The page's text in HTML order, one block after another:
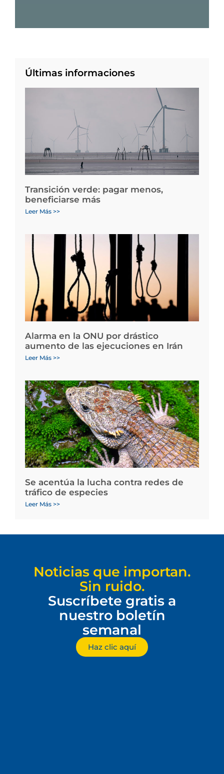
Últimas informaciones
Transición verde: pagar menos,
beneficiarse más
Leer Más >>
Alarma en la ONU por drástico
aumento de las ejecuciones en Irán
Leer Más >>
Se acentúa la lucha contra redes de
tráfico de especies
Leer Más >>
Noticias que importan.
Sin ruido.
Suscríbete gratis a
nuestro boletín
semanal
Haz clic aquí